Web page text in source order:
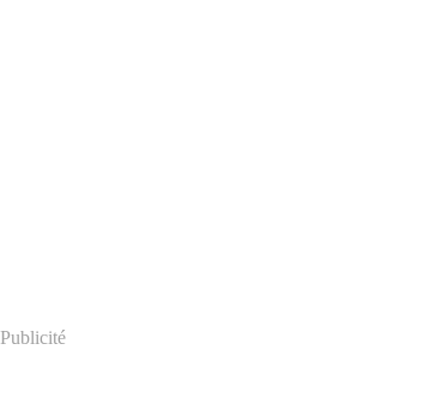
Publicité